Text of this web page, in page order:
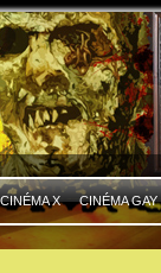
CINÉMA X CINÉMA GAY